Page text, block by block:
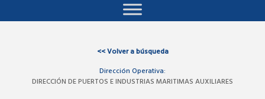
<<Volver a búsqueda
Dirección Operativa:
DIRECCIÓN DE PUERTOS E INDUSTRIAS MARITIMAS AUXILIARES